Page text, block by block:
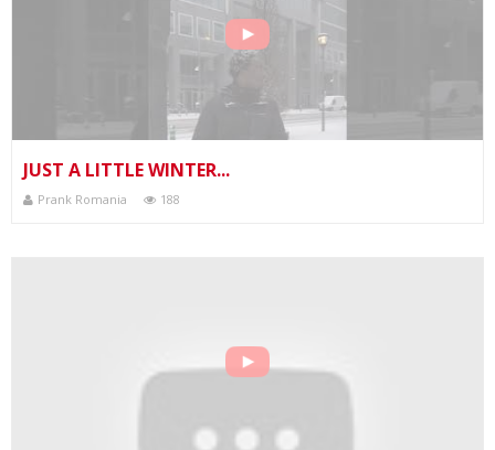
JUST A LITTLE WINTER...
Prank Romania 188